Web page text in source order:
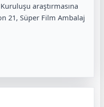
araştırmasına
21, Süper Film Ambalaj